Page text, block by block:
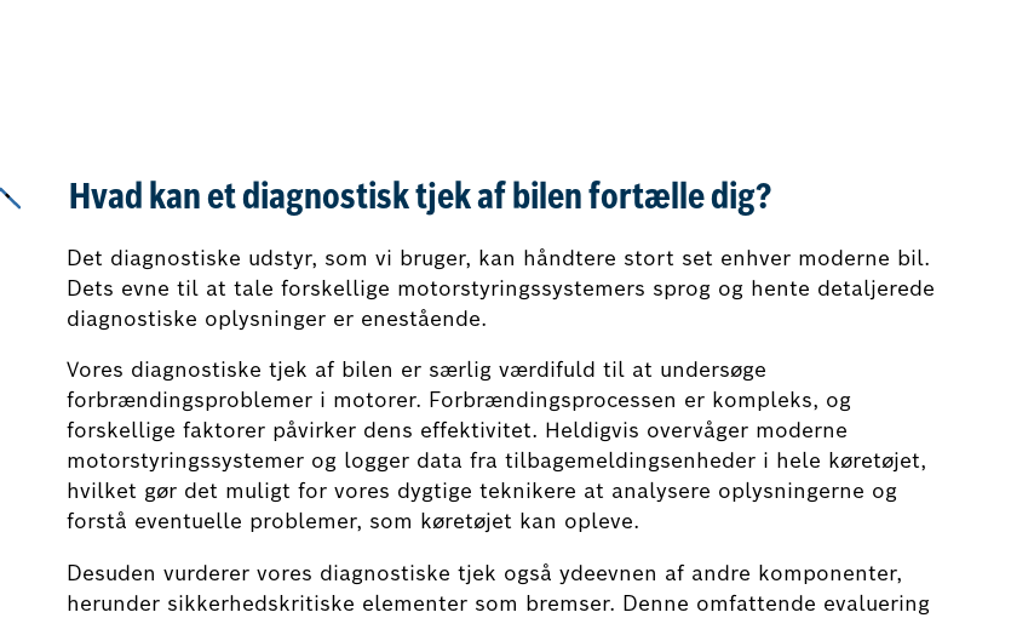
Hvad kan et diagnostisk tjek af bilen fortælle dig?
Det diagnostiske udstyr, som vi bruger, kan håndtere stort set enhver moderne bil.
Dets evne til at tale forskellige motorstyringssystemers sprog og hente detaljerede
diagnostiske oplysninger er enestående.
Vores diagnostiske tjek af bilen er særlig værdifuld til at undersøge
forbrændingsproblemer i motorer. Forbrændingsprocessen er kompleks, og
forskellige faktorer påvirker dens effektivitet. Heldigvis overvåger moderne
motorstyringssystemer og logger data fra tilbagemeldingsenheder i hele køretøjet,
hvilket gør det muligt for vores dygtige teknikere at analysere oplysningerne og
forstå eventuelle problemer, som køretøjet kan opleve.
Desuden vurderer vores diagnostiske tjek også ydeevnen af andre komponenter,
herunder sikkerhedskritiske elementer som bremser. Denne omfattende evaluering